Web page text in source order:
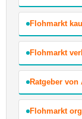
Flohmarkt
Flohmarkt
Ratgeber von
Flohmarkt